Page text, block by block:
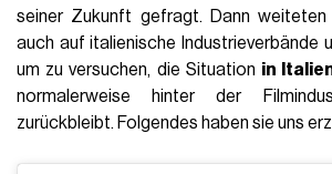
seiner Zukunft gefragt. Dann weiteten
auch auf italienische Industrieverbände
um zu versuchen, die Situation in
normalerweise hinter der
zurückbleibt. Folgendes haben sie uns